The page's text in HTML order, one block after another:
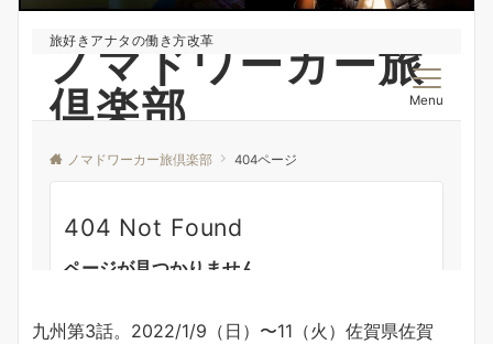
九州第3話。2022/1/9（日）〜11（火）佐賀県佐賀